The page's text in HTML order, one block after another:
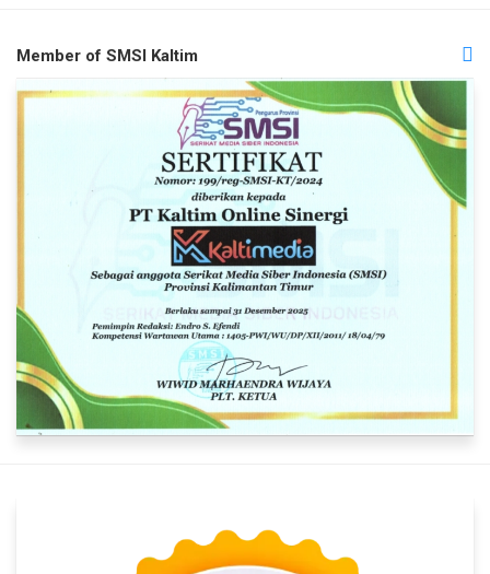
Member of SMSI Kaltim